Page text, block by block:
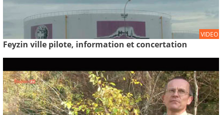
VIDEO
Feyzin ville pilote, information et concertation